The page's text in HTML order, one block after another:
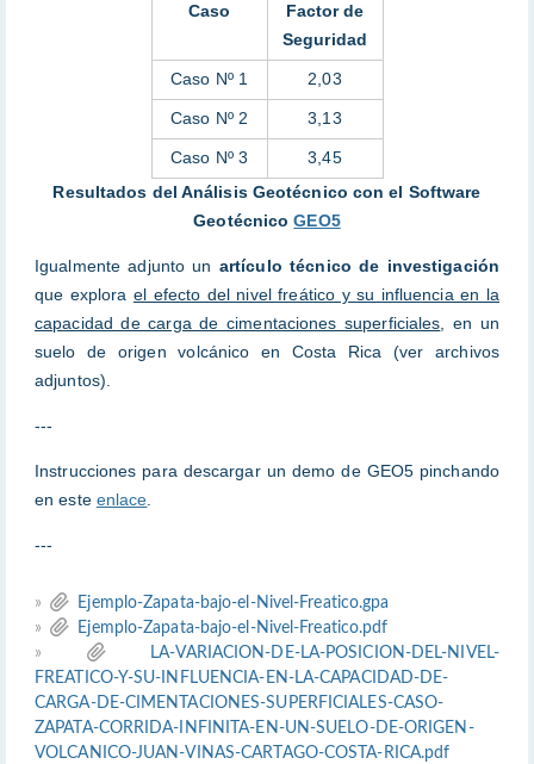
Caso
Factor de
Seguridad
Caso Nº 1 2,03
Caso Nº 2 3,13
Caso Nº 3
3,45
Resultados del Análisis Geotécnico con el Software
GeotécnicoGEO5
Igualmente adjunto un artículo técnico de investigación
que explora el efecto del nivel freático y su influencia en la
capacidad de carga de cimentaciones superficiales, en un
suelo de origen volcánico en Costa Rica (ver archivos
adjuntos).
---
Instrucciones para descargar un demo de GEO5 pinchando
en este enlace.
---
»
Ejemplo-Zapata-bajo-el-Nivel-Freatico.gpa
»
Ejemplo-Zapata-bajo-el-Nivel-Freatico.pdf
»
LA-VARIACION-DE-LA-POSICION-DEL-NIVEL-
FREATICO-Y-SU-INFLUENCIA-EN-LA-CAPACIDAD-DE-
CARGA-DE-CIMENTACIONES-SUPERFICIALES-CASO-
ZAPATA-CORRIDA-INFINITA-EN-UN-SUELO-DE-ORIGEN-
VOLCANICO-JUAN-VINAS-CARTAGO-COSTA-RICA.pdf